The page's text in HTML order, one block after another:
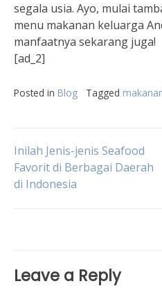
segala usia. Ayo, mulai
menu makanan keluarga
manfaatnya sekarang juga!
[ad_2]
Posted in Blog Tagged
Post
navigation
Inilah Jenis-jenis Seafood
Favorit di Berbagai Daerah
di Indonesia
Leave a Reply